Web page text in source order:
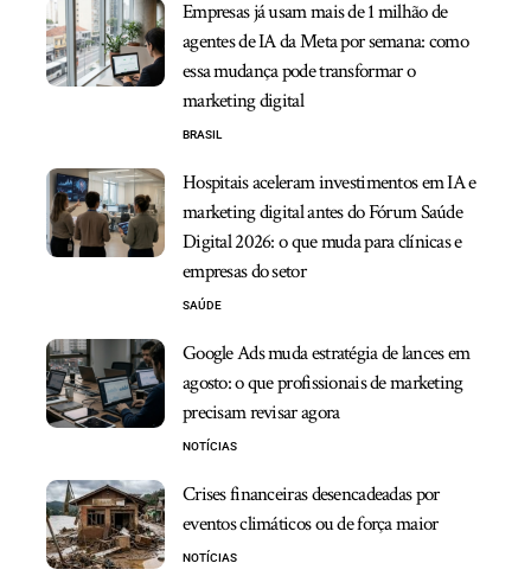
Empresas já usam mais de 1 milhão de
agentes de IA da Meta por semana: como
essa mudança pode transformar o
marketing digital
BRASIL
Hospitais aceleram investimentos em IA e
marketing digital antes do Fórum Saúde
Digital 2026: o que muda para clínicas e
empresas do setor
SAÚDE
Google Ads muda estratégia de lances em
agosto: o que profissionais de marketing
precisam revisar agora
NOTÍCIAS
Crises financeiras desencadeadas por
eventos climáticos ou de força maior
NOTÍCIAS